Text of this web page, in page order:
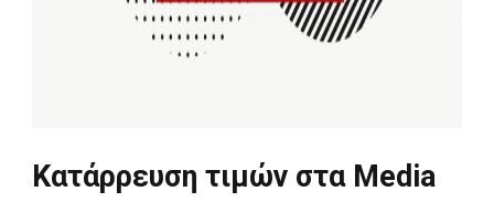
Κατάρρευση τιμών στα Media